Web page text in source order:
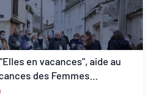
en vacances", aide au
des Femmes
et de leurs proches